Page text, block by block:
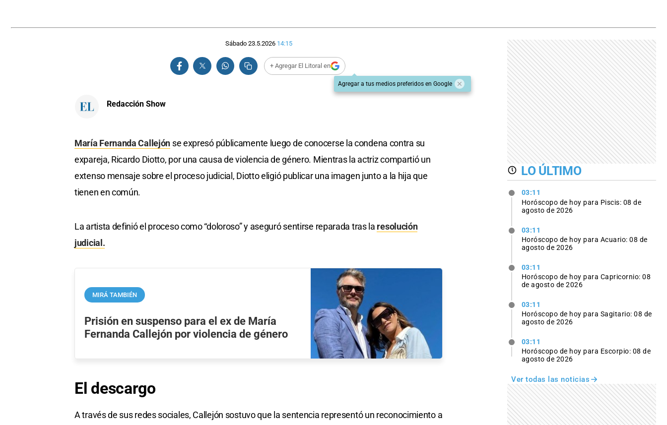
Sábado 23.5.2026 14:15
+ Agregar El Litoral en
Agregar a tus medios preferidos en Google
Redacción Show
María Fernanda Callejón se expresó públicamente luego de conocerse la condena contra su
expareja, Ricardo Diotto, por una causa de violencia de género. Mientras la actriz compartió un
extenso mensaje sobre el proceso judicial, Diotto eligió publicar una imagen junto a la hija que
tienen en común.
La artista definió el proceso como “doloroso” y aseguró sentirse reparada tras la resolución
judicial.
MIRÁ TAMBIÉN
Prisión en suspenso para el ex de María
Fernanda Callejón por violencia de género
El descargo
A través de sus redes sociales, Callejón sostuvo que la sentencia representó un reconocimiento a
LO ÚLTIMO
03:11
Horóscopo de hoy para Piscis: 08 de
agosto de 2026
03:11
Horóscopo de hoy para Acuario: 08 de
agosto de 2026
03:11
Horóscopo de hoy para Capricornio: 08
de agosto de 2026
03:11
Horóscopo de hoy para Sagitario: 08 de
agosto de 2026
03:11
Horóscopo de hoy para Escorpio: 08 de
agosto de 2026
Ver todas las noticias